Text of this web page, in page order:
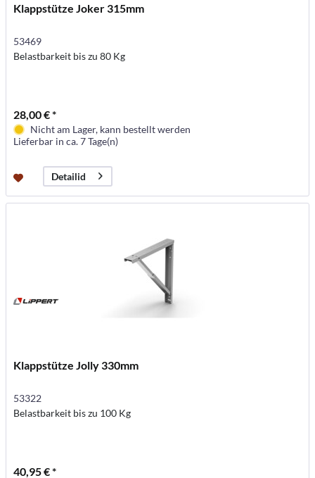
Klappstütze Joker 315mm
53469
Belastbarkeit bis zu 80 Kg
28,00 € *
Nicht am Lager, kann bestellt werden
Lieferbar in ca. 7 Tage(n)
Detailid
Klappstütze Jolly 330mm
53322
Belastbarkeit bis zu 100 Kg
40,95 € *